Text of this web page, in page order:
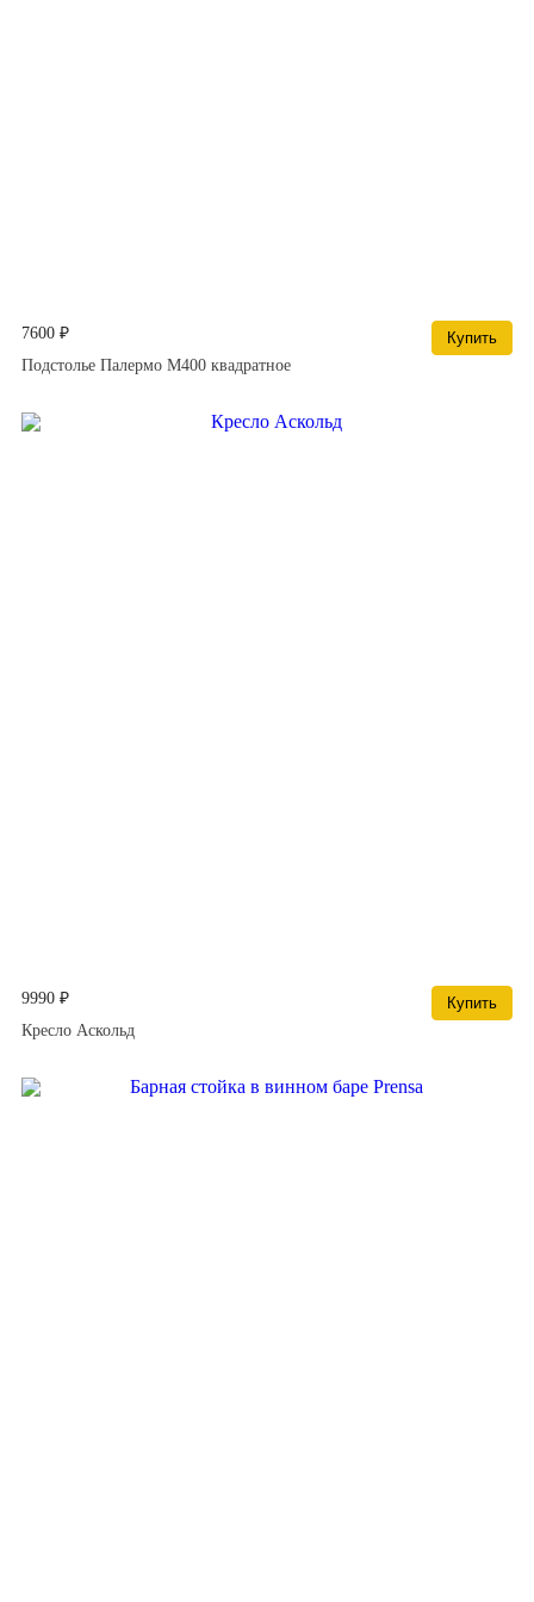
7600 ₽
Купить
Подстолье Палермо М400 квадратное
9990 ₽
Купить
Кресло Аскольд